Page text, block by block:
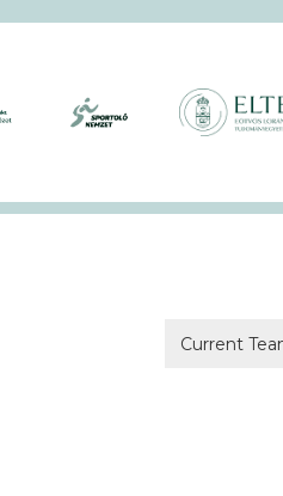
ÉLŐ:
Rekordlétszámmal
Soha ennyien
XVII. KEK!
ÉLŐ:
A hivatalos
Current